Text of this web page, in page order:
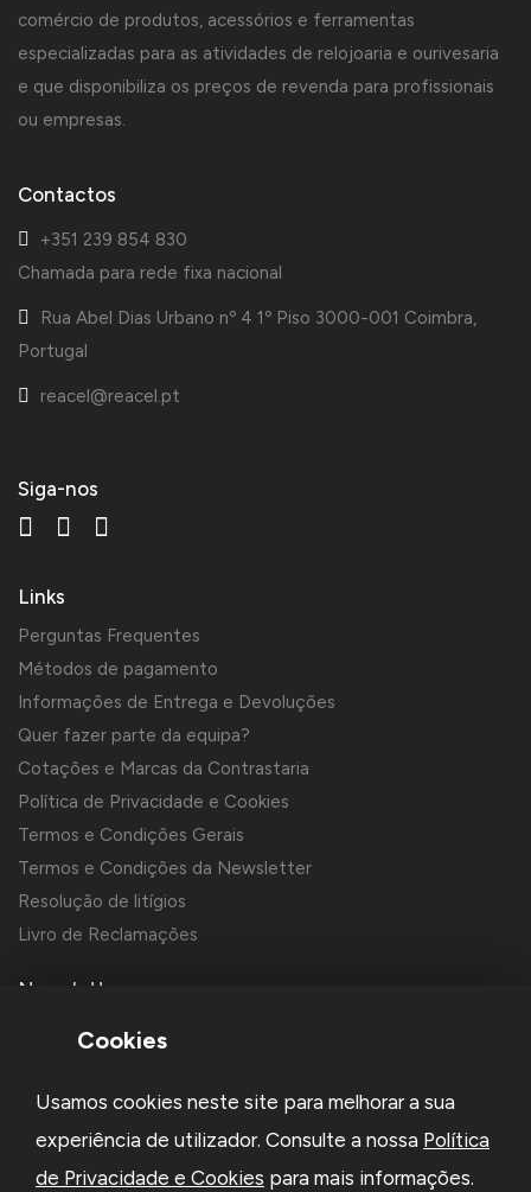
comércio de produtos, acessórios e ferramentas
especializadas para as atividades de relojoaria e ourivesaria
e que disponibiliza os preços de revenda para profissionais
ou empresas.
Contactos
+351 239 854 830
Chamada para rede fixa nacional
Rua Abel Dias Urbano nº 4 1º Piso 3000-001 Coimbra,
Portugal
reacel@reacel.pt
Siga-nos
Links
Perguntas Frequentes
Métodos de pagamento
Informações de Entrega e Devoluções
Quer fazer parte da equipa?
Cotações e Marcas da Contrastaria
Política de Privacidade e Cookies
Termos e Condições Gerais
Termos e Condições da Newsletter
Resolução de litígios
Livro de Reclamações
Newsletter
Li e aceito aPolítica de Privacidadee os Termos e Condições
Cookies
Usamos cookies neste site para melhorar a sua
experiência de utilizador. Consulte a nossa Política
de Privacidade e Cookies para mais informações.